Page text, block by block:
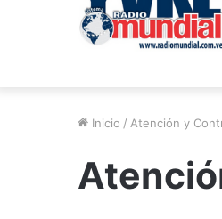
Inicio / Atención y